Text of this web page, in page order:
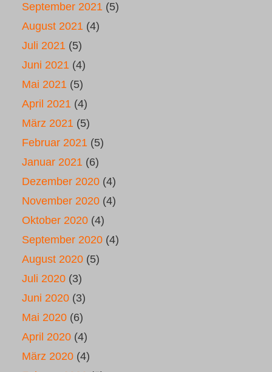
September 2021 (5)
August 2021 (4)
Juli 2021 (5)
Juni 2021 (4)
Mai 2021 (5)
April 2021 (4)
März 2021 (5)
Februar 2021 (5)
Januar 2021 (6)
Dezember 2020 (4)
November 2020 (4)
Oktober 2020 (4)
September 2020 (4)
August 2020 (5)
Juli 2020 (3)
Juni 2020 (3)
Mai 2020 (6)
April 2020 (4)
März 2020 (4)